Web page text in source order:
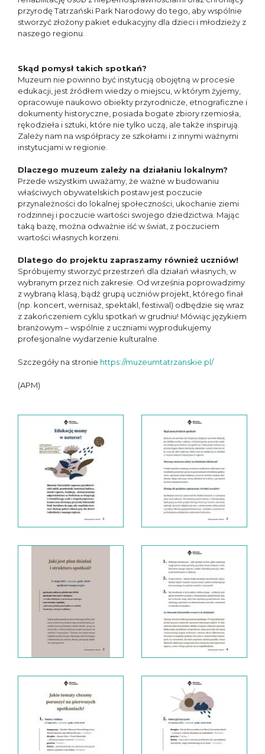
przyrodę Tatrzański Park Narodowy do tego, aby wspólnie
stworzyć złożony pakiet edukacyjny dla dzieci i młodzieży z
naszego regionu.
Skąd pomysł takich spotkań?
Muzeum nie powinno być instytucją obojętną w procesie
edukacji, jest źródłem wiedzy o miejscu, w którym żyjemy,
opracowuje naukowo obiekty przyrodnicze, etnograficzne i
dokumenty historyczne, posiada bogate zbiory rzemiosła,
rękodzieła i sztuki, które nie tylko uczą, ale także inspirują.
Zależy nam na współpracy ze szkołami i z innymi ważnymi
instytucjami w regionie.
Dlaczego muzeum zależy na działaniu lokalnym?
Przede wszystkim uważamy, że ważne w budowaniu
właściwych obywatelskich postaw jest poczucie
przynależności do lokalnej społeczności, ukochanie ziemi
rodzinnej i poczucie wartości swojego dziedzictwa. Mając
taką bazę, można odważnie iść w świat, z poczuciem
wartości własnych korzeni.
Dlatego do projektu zapraszamy również uczniów!
Spróbujemy stworzyć przestrzeń dla działań własnych, w
wybranym przez nich zakresie. Od września poprowadzimy
z wybraną klasą, bądź grupą uczniów projekt, którego finał
(np. koncert, wernisaż, spektakl, festiwal) odbędzie się wraz
z zakończeniem cyklu spotkań w grudniu! Mówiąc językiem
branżowym – wspólnie z uczniami wyprodukujemy
profesjonalne wydarzenie kulturalne.
Szczegóły na stronie https://muzeumtatrzanskie.pl/
(APM)